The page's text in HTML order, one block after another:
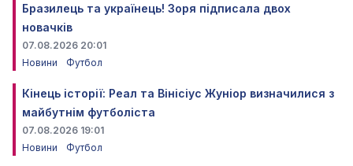
Бразилець та українець! Зоря підписала двох
новачків
07.08.2026 20:01
Новини
Футбол
Кінець історії: Реал та Вінісіус Жуніор визначилися з
майбутнім футболіста
07.08.2026 19:01
Новини
Футбол